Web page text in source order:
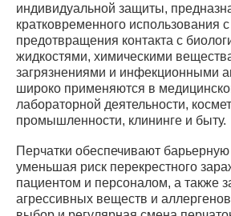
индивидуальной защиты,
кратковременного использования
предотвращения контакта с
жидкостями, химическими
загрязнениями и инфекционными
широко применяются в
лабораторной деятельности,
промышленности, клининге и быту.
Перчатки обеспечивают барьерную
уменьшая риск перекрестного
пациентом и персоналом, а также
агрессивных веществ и